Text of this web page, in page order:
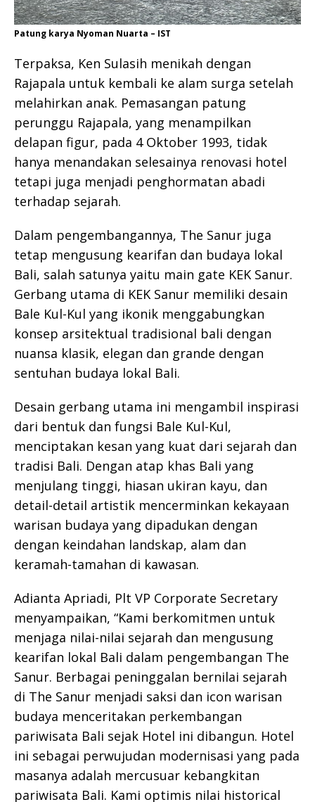
Patung karya Nyoman Nuarta – IST
Terpaksa, Ken Sulasih menikah dengan
Rajapala untuk kembali ke alam surga setelah
melahirkan anak. Pemasangan patung
perunggu Rajapala, yang menampilkan
delapan figur, pada 4 Oktober 1993, tidak
hanya menandakan selesainya renovasi hotel
tetapi juga menjadi penghormatan abadi
terhadap sejarah.
Dalam pengembangannya, The Sanur juga
tetap mengusung kearifan dan budaya lokal
Bali, salah satunya yaitu main gate KEK Sanur.
Gerbang utama di KEK Sanur memiliki desain
Bale Kul-Kul yang ikonik menggabungkan
konsep arsitektual tradisional bali dengan
nuansa klasik, elegan dan grande dengan
sentuhan budaya lokal Bali.
Desain gerbang utama ini mengambil inspirasi
dari bentuk dan fungsi Bale Kul-Kul,
menciptakan kesan yang kuat dari sejarah dan
tradisi Bali. Dengan atap khas Bali yang
menjulang tinggi, hiasan ukiran kayu, dan
detail-detail artistik mencerminkan kekayaan
warisan budaya yang dipadukan dengan
dengan keindahan landskap, alam dan
keramah-tamahan di kawasan.
Adianta Apriadi, Plt VP Corporate Secretary
menyampaikan, “Kami berkomitmen untuk
menjaga nilai-nilai sejarah dan mengusung
kearifan lokal Bali dalam pengembangan The
Sanur. Berbagai peninggalan bernilai sejarah
di The Sanur menjadi saksi dan icon warisan
budaya menceritakan perkembangan
pariwisata Bali sejak Hotel ini dibangun. Hotel
ini sebagai perwujudan modernisasi yang pada
masanya adalah mercusuar kebangkitan
pariwisata Bali. Kami optimis nilai historical